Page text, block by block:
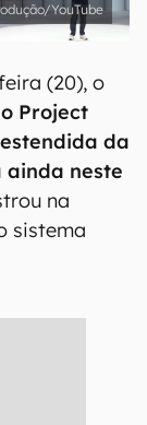
YouTube
(20), o
Project
da
ainda neste
na
sistema